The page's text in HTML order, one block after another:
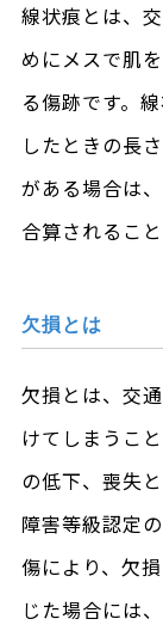
線状痕とは、
めにメスで肌
る傷跡です。
したときの長
がある場合は
合算されること
欠損とは
欠損とは、交
けてしまうこ
の低下、喪失
障害等級認定
傷により、欠
じた場合には